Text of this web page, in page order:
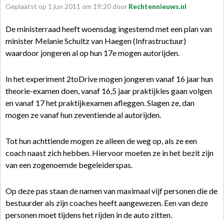
Geplaatst op 1 jun 2011 om 19:20 door Rechtennieuws.nl
De ministerraad heeft woensdag ingestemd met een plan van
minister Melanie Schultz van Haegen (Infrastructuur)
waardoor jongeren al op hun 17e mogen autorijden.
In het experiment 2toDrive mogen jongeren vanaf 16 jaar hun
theorie-examen doen, vanaf 16,5 jaar praktijkles gaan volgen
en vanaf 17 het praktijkexamen afleggen. Slagen ze, dan
mogen ze vanaf hun zeventiende al autorijden.
Tot hun achttiende mogen ze alleen de weg op, als ze een
coach naast zich hebben. Hiervoor moeten ze in het bezit zijn
van een zogenoemde begeleiderspas.
Op deze pas staan de namen van maximaal vijf personen die de
bestuurder als zijn coaches heeft aangewezen. Een van deze
personen moet tijdens het rijden in de auto zitten.